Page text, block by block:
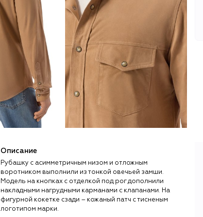
Описание
Рубашку с асимметричным низом и отложным
воротником выполнили из тонкой овечьей замши.
Модель на кнопках с отделкой под рог дополнили
накладными нагрудными карманами с клапанами. На
фигурной кокетке сзади – кожаный патч с тисненым
логотипом марки.